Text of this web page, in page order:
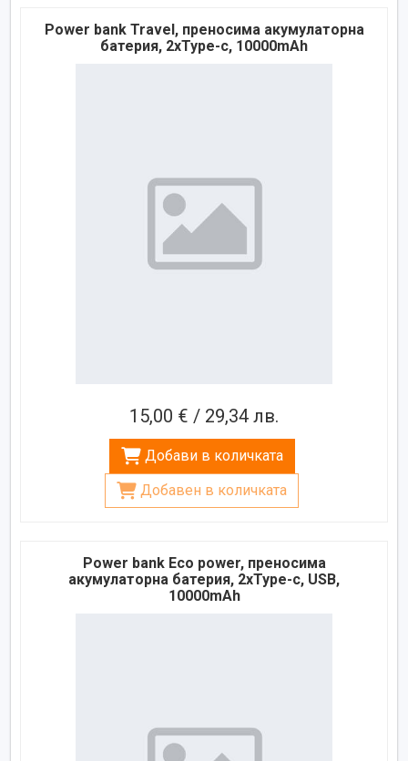
Power bank Travel, преносима акумулаторна
батерия, 2xType-c, 10000mAh
15,00 € / 29,34 лв.
Добави в количката
Добавен в количката
Power bank Eco power, преносима
акумулаторна батерия, 2xType-c, USB,
10000mAh